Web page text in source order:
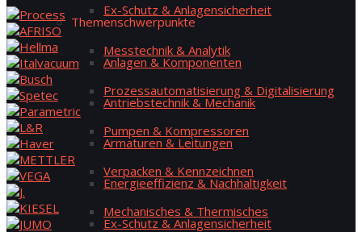
Ex-Schutz & Anlagensicherheit
Mess­tech­nik & Analytik
Pro­zess­au­to­ma­ti­sie­rung & Digitalisierung
Pum­pen & Kompressoren
Ver­pa­cken & Kennzeichnen
Mecha­ni­sches & Thermisches
The­men­schwer­punk­te
Anla­gen & Komponenten
Antriebs­tech­nik & Mechanik
Arma­tu­ren & Leitungen
Ener­gie­ef­fi­zi­enz & Nachhaltigkeit
Ex-Schutz & Anlagensicherheit